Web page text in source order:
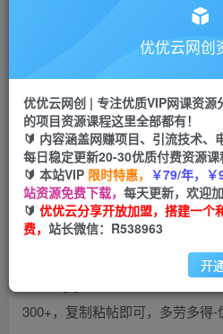
云币 9.9
会员免费
立即购
您当前未登录！建议
优优云网创
优优云网创 | 专注优质VIP网课资
的项目资源课程这里全部都有！
🔰 内容涵盖网赚项目、引流技术、
每日稳定更新20-30优质付费资源课
🔰 本站VIP 限时特惠， ￥79/年，￥
站资源免费下载， 每天更新，欢迎加
🔰 优优云分享开放加盟，搭建一个
费， 站长微信：R538963
开